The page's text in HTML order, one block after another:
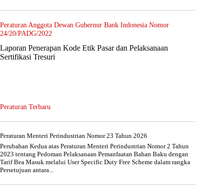
Peraturan Anggota Dewan Gubernur Bank Indonesia Nomor
24/20/PADG/2022
Laporan Penerapan Kode Etik Pasar dan Pelaksanaan
Sertifikasi Tresuri
Peraturan Terbaru
Peraturan Menteri Perindustrian Nomor 23 Tahun 2026
Perubahan Kedua atas Peraturan Menteri Perindustrian Nomor 2 Tahun
2023 tentang Pedoman Pelaksanaan Pemanfaatan Bahan Baku dengan
Tarif Bea Masuk melalui User Specific Duty Free Scheme dalam rangka
Persetujuan antara...